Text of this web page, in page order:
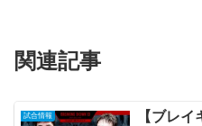
関連記事
試合情報
【ブレ